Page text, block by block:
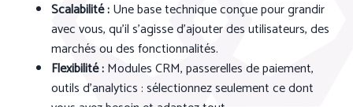
Scalabilité :Une base technique conçue pour grandir
avec vous, qu’il s’agisse d’ajouter des utilisateurs, des
marchés ou des fonctionnalités.
Flexibilité :Modules CRM, passerelles de paiement,
outils d’analytics : sélectionnez seulement ce dont